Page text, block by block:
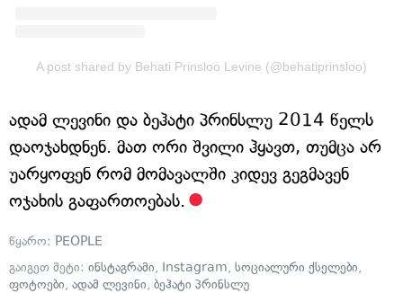
A post shared by Behati Prinsloo Levine (@behatiprinsloo)
ადამ ლევინი და ბეჰატი პრინსლუ 2014 წელს
დაოჯახდნენ. მათ ორი შვილი ჰყავთ, თუმცა არ
უარყოფენ რომ მომავალში კიდევ გეგმავენ
ოჯახის გაფართოებას.
წყარო: PEOPLE
გაიგეთ მეტი: ინსტაგრამი, Instagram, სოციალური ქსელები,
ფოტოები, ადამ ლევინი, ბეჰატი პრინსლუ